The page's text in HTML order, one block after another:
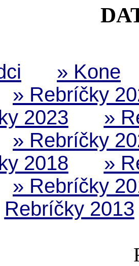
» Kone
» Rebríčky
2023
»
» Rebríčky
2018
»
» Rebríčky
Rebríčky 2013